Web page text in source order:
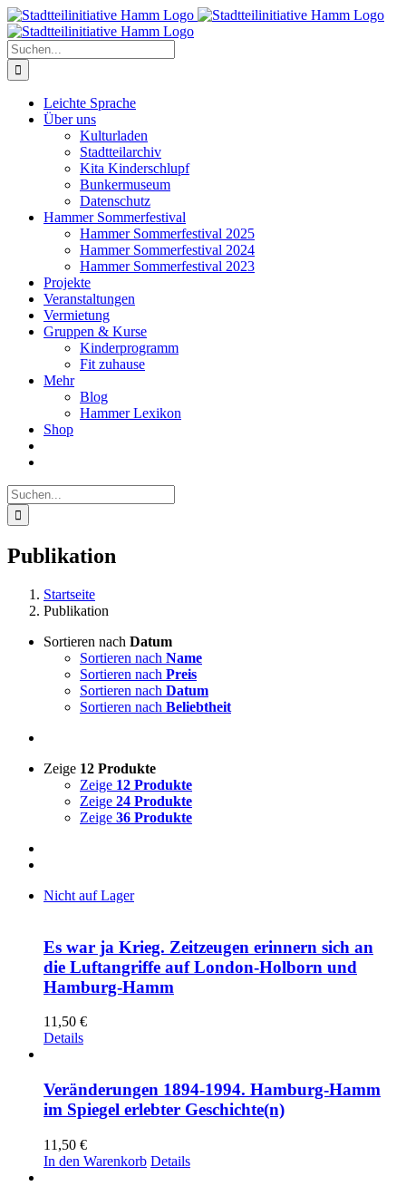
Zum
Inhalt
springen
Suche
nach:
Leichte Sprache
Über uns
Kulturladen
Stadtteilarchiv
Kita Kinderschlupf
Bunkermuseum
Datenschutz
Hammer Sommerfestival
Hammer Sommerfestival 2025
Hammer Sommerfestival 2024
Hammer Sommerfestival 2023
Projekte
Veranstaltungen
Vermietung
Gruppen & Kurse
Kinderprogramm
Fit zuhause
Mehr
Blog
Hammer Lexikon
Shop
Suche
nach:
Publikation
Startseite
Publikation
Sortieren nach Datum
Sortieren nach Name
Sortieren nach Preis
Sortieren nach Datum
Sortieren nach Beliebtheit
Zeige 12 Produkte
Zeige 12 Produkte
Zeige 24 Produkte
Zeige 36 Produkte
Nicht auf Lager
Es war ja Krieg. Zeitzeugen erinnern sich an
die Luftangriffe auf London-Holborn und
Hamburg-Hamm
11,50 €
Details
Veränderungen 1894-1994. Hamburg-Hamm
im Spiegel erlebter Geschichte(n)
11,50 €
In den Warenkorb Details